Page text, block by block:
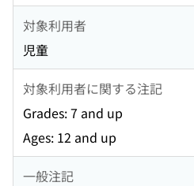
対象利用者
児童
対象利用者に関する注記
Grades: 7 and up
Ages: 12 and up
一般注記